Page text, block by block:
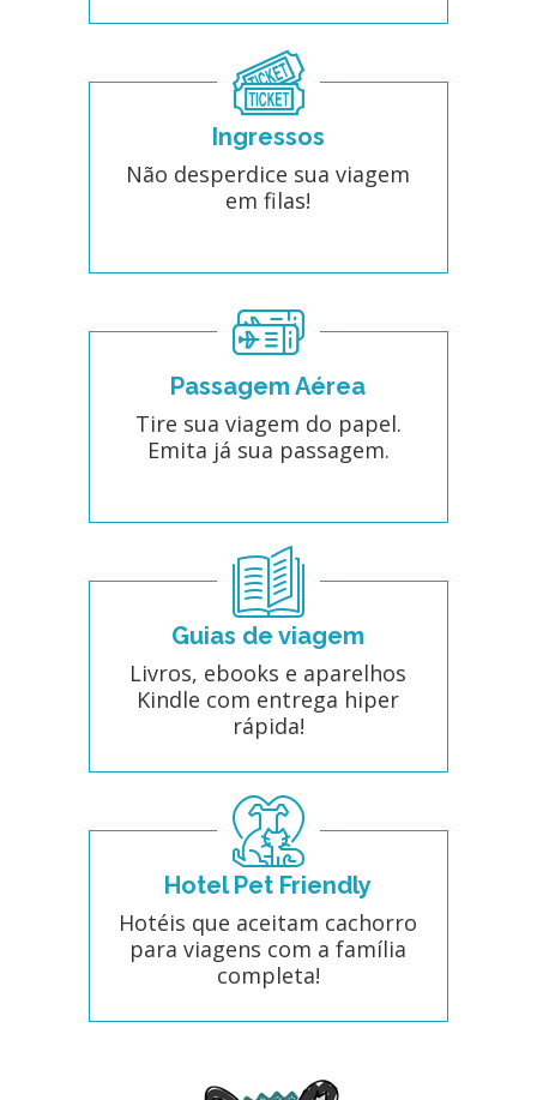
Ingressos
Não desperdice sua viagem
em filas!
Passagem Aérea
Tire sua viagem do papel.
Emita já sua passagem.
Guias de viagem
Livros, ebooks e aparelhos
Kindle com entrega hiper
rápida!
Hotel Pet Friendly
Hotéis que aceitam cachorro
para viagens com a família
completa!